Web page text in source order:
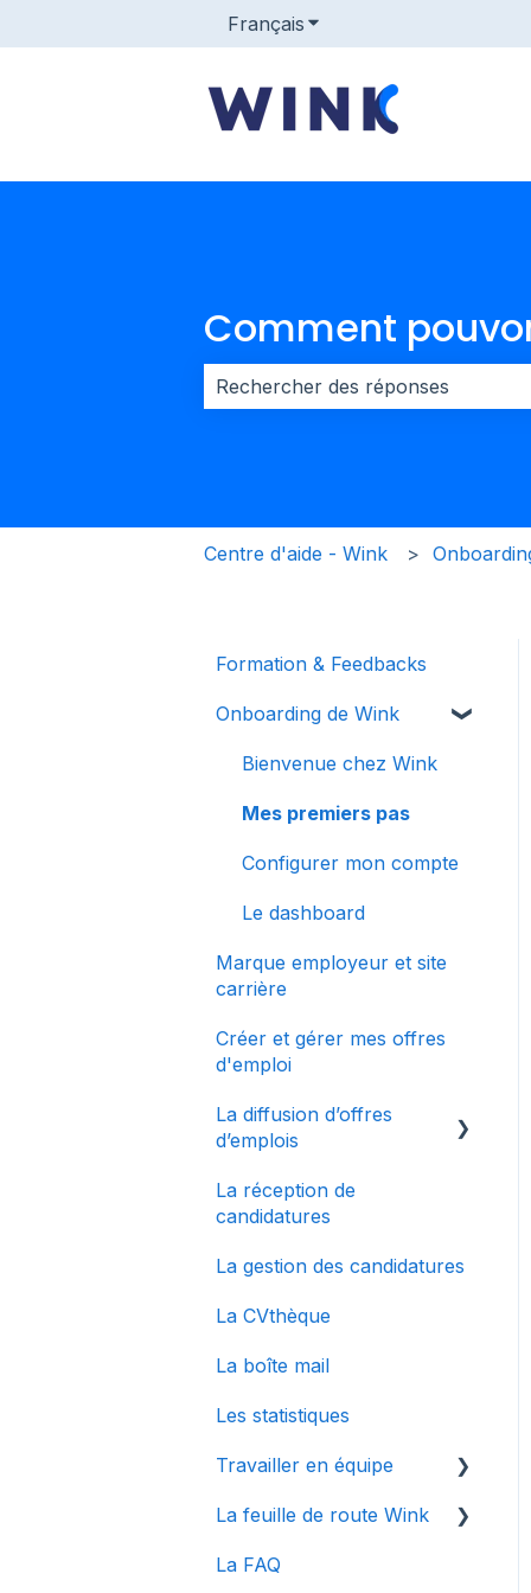
Français Afficher le sous-menu
Comment
Centre d'aide - Wink
Formation & Feedbacks
Onboarding de Wink
Bienvenue chez Wink
Mes premiers pas
Configurer mon compte
Le dashboard
Marque employeur et site
carrière
Créer et gérer mes offres
d'emploi
La diffusion d’offres
d’emplois
La multidiffusion
d'emplois à Wink
La réception de
candidatures
La gestion des candidatures
La CVthèque
La boîte mail
Les statistiques
Travailler en équipe
Gestion des utilisateurs
Collaborer en équipe
La feuille de route Wink
Articles spécifiques à
La FAQ